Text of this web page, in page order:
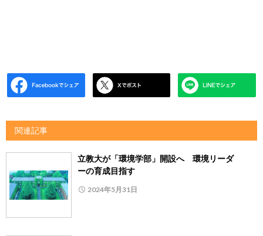
関連記事
立教大が「環境学部」開設へ 環境リーダ
ーの育成目指す
2024年5月31日